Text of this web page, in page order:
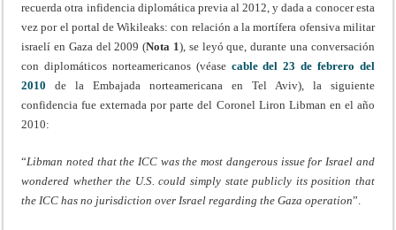
recuerda otra infidencia diplomática previa al 2012, y dada a conocer esta
vez por el portal de Wikileaks: con relación a la mortífera ofensiva militar
israelí en Gaza del 2009 (Nota 1), se leyó que, durante una conversación
con diplomáticos norteamericanos (véase cable del 23 de febrero del
2010 de la Embajada norteamericana en Tel Aviv), la siguiente
confidencia fue externada por parte del Coronel Liron Libman en el año
2010:
“Libman noted that the ICC was the most dangerous issue for Israel and
wondered whether the U.S. could simply state publicly its position that
the ICC has no jurisdiction over Israel regarding the Gaza operation”.